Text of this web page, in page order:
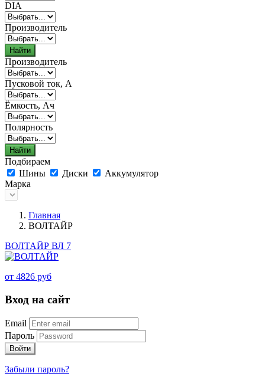
DIA
Производитель
Найти
Производитель
Пусковой ток, А
Ёмкость, Ач
Полярность
Найти
Подбираем
Шины
Диски
Аккумулятор
Марка
Главная
ВОЛТАЙР
ВОЛТАЙР ВЛ 7
от 4826 руб
Вход на сайт
Email
Пароль
Войти
Забыли пароль?